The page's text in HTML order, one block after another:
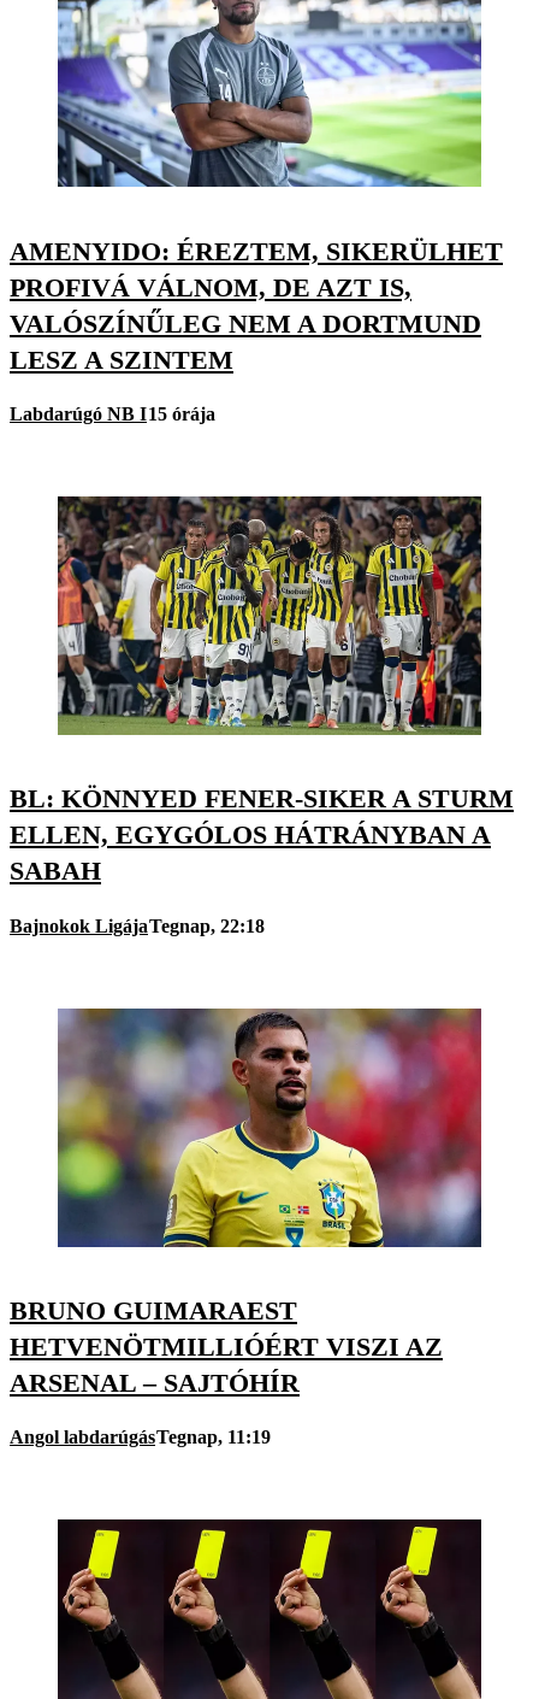
AMENYIDO: ÉREZTEM, SIKERÜLHET
PROFIVÁ VÁLNOM, DE AZT IS,
VALÓSZÍNŰLEG NEM A DORTMUND
LESZ A SZINTEM
Labdarúgó NB I15 órája
BL: KÖNNYED FENER-SIKER A STURM
ELLEN, EGYGÓLOS HÁTRÁNYBAN A
SABAH
Bajnokok LigájaTegnap, 22:18
BRUNO GUIMARAEST
HETVENÖTMILLIÓÉRT VISZI AZ
ARSENAL – SAJTÓHÍR
Angol labdarúgásTegnap, 11:19